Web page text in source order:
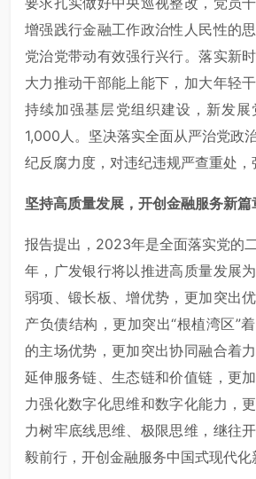
增强践行金融工作政治性人民性的
党治党带动有效强行兴行。落实新
大力推动干部能上能下，加大年轻
持续加强基层党组织建设，新发
1,000人。坚决落实全面从严治党政
纪反腐力度，对违纪违规严查重处，
坚持高质量发展，开创金融服务新篇
报告提出，2023年是全面落实党的
年，广发银行将以推进高质量发展
弱项、锻长板、增优势，更加突出
产负债结构，更加突出“根植湾区”
的主场优势，更加突出协同融合着
延伸服务链、生态链和价值链，更
力强化数字化思维和数字化能力，
力树牢底线思维、极限思维，继往
毅前行，开创金融服务中国式现代化